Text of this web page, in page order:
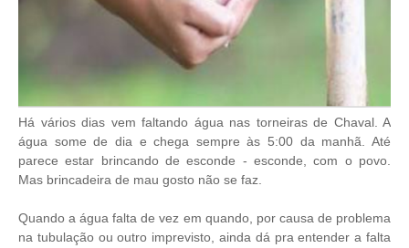
Há vários dias vem faltando água nas torneiras de Chaval. A
água some de dia e chega sempre às 5:00 da manhã. Até
parece estar brincando de esconde - esconde, com o povo.
Mas brincadeira de mau gosto não se faz.
Quando a água falta de vez em quando, por causa de problema
na tubulação ou outro imprevisto, ainda dá pra entender a falta